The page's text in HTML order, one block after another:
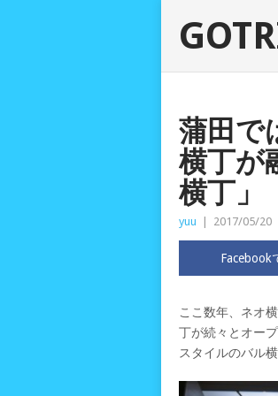
蒲田で
横丁が
横丁」
yuu 2017/05/20
Facebook
ここ数年、ネオ
丁が続々とオー
スタイルのバル